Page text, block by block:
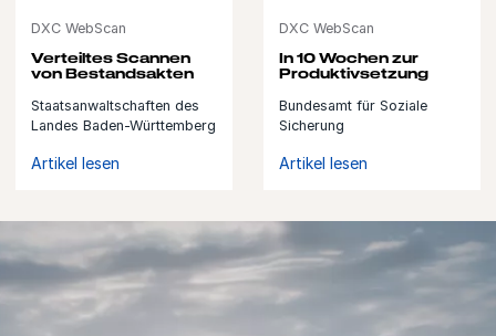
DXC WebScan
Verteiltes Scannen
von Bestandsakten
Staatsanwaltschaften des
Landes Baden-Württemberg
Artikel lesen
DXC WebScan
In 10 Wochen zur
Produktivsetzung
Bundesamt für Soziale
Sicherung
Artikel lesen